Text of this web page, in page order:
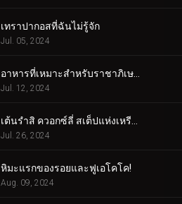
เทราปากอสที่ฉันไม่รู้จัก
Jul. 05, 2024
Jul. 12, 2024
Jul. 26, 2024
หิมะแรกของรอยและฟูเอโคโค!
Aug. 09, 2024